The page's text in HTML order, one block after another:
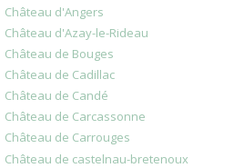
Château d'Angers
Château d'Azay-le-Rideau
Château de Bouges
Château de Cadillac
Château de Candé
Château de Carcassonne
Château de Carrouges
Château de castelnau-bretenoux